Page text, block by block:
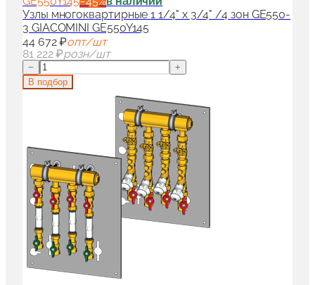
Узлы многоквартирные 1 1/4" x 3/4" /4 зон GE550-
3 GIACOMINI GE550Y145
44 672 ₽опт/шт
81 222 ₽розн/шт
−
+
В подбор